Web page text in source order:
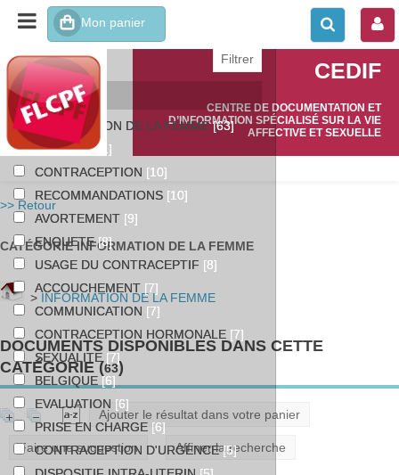
CEDIF
CENTRE DE DOCUMENTATION ET
D’INFORMATION SPÉCIALISÉ SUR LA VIE
AFFECTIVE ET SEXUELLE
>> Retour
CATÉGORIE INFORMATION DE LA FEMME
> INFORMATION DE LA FEMME
DOCUMENTS DISPONIBLES DANS CETTE
CATÉGORIE (63)
Ajouter le résultat dans votre panier
Faire une suggestion Affiner la recherche
affiner ou comparer
Catégories
INFORMATION DE LA FEMME[63]
FEMMES[11]
CONTRACEPTION [10]
RECOMMANDATIONS [10]
AVORTEMENT [9]
ENQUETE[8]
USAGE DU CONTRACEPTIF [8]
ACCOUCHEMENT [7]
COMMUNICATION [7]
CONTRACEPTION HORMONALE [7]
SEXUALITE[7]
BELGIQUE [6]
EVALUATION [6]
PRISE EN CHARGE [6]
CONTRACEPTION D'URGENCE[5]